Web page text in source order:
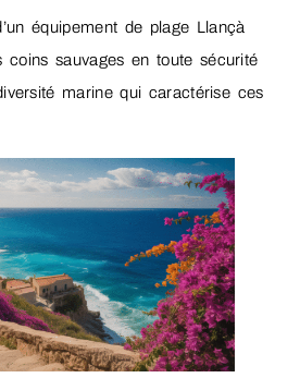
équipement de plage Llançà
coins sauvages en toute sécurité
marine qui caractérise ces